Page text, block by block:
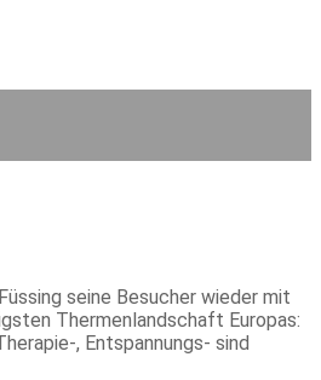
seine Besucher wieder mit
Thermenlandschaft Europas:
, Entspannungs- sind